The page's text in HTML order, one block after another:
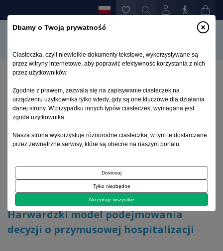
Harwardzki model podejmowania decyzji o
przymusowej hospitalizacji
Archiwum 1992–2014
1997, tom 6, suplement 1
Artykuł poglądowy
Harwardzki model podejmowania
decyzji o przymusowej hospitalizacji
Dbamy o Twoją prywatność
Ciasteczka, czyli niewielkie dokumenty tekstowe, wykorzystywane są
przez witryny internetowe, aby poprawić efektywność korzystania z nich
przez użytkowników.
Zgodnie z prawem, zezwala się na zapisywanie ciasteczek na
urządzeniu użytkownika tylko wtedy, gdy są one kluczowe dla działania
danej strony. W przypadku innych typów ciasteczek, wymagana jest
zgoda użytkownika.
Nasza strona wykorzystuje różnorodne ciasteczka, w tym te dostarczane
przez zewnętrzne serwisy, które są obecne na naszym portalu.
Dostosuj
Tylko niezbędne
Akceptuję wszystkie